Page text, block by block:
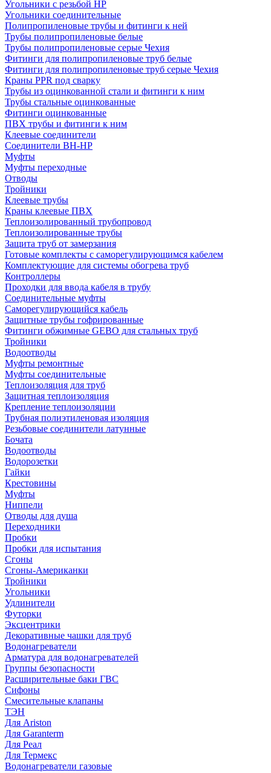
Угольники с резьбой НР
Угольники соединительные
Полипропиленовые трубы и фитинги к ней
Трубы полипропиленовые белые
Трубы полипропиленовые серые Чехия
Фитинги для полипропиленовые труб белые
Фитинги для полипропиленовые труб серые Чехия
Краны PPR под сварку
Трубы из оцинкованной стали и фитинги к ним
Трубы стальные оцинкованные
Фитинги оцинкованные
ПВХ трубы и фитинги к ним
Клеевые соединители
Соединители ВН-НР
Муфты
Муфты переходные
Отводы
Тройники
Клеевые трубы
Краны клеевые ПВХ
Теплоизолированный трубопровод
Теплоизолированные трубы
Защита труб от замерзания
Готовые комплекты с саморегулирующимся кабелем
Комплектующие для системы обогрева труб
Контроллеры
Проходки для ввода кабеля в трубу
Соединительные муфты
Саморегулирующийся кабель
Защитные трубы гофрированные
Фитинги обжимные GEBO для стальных труб
Тройники
Водоотводы
Муфты ремонтные
Муфты соединительные
Теплоизоляция для труб
Защитная теплоизоляция
Крепление теплоизоляции
Трубная полиэтиленовая изоляция
Резьбовые соединители латунные
Бочата
Водоотводы
Водорозетки
Гайки
Крестовины
Муфты
Ниппели
Отводы для душа
Переходники
Пробки
Пробки для испытания
Сгоны
Сгоны-Американки
Тройники
Угольники
Удлинители
Футорки
Эксцентрики
Декоративные чашки для труб
Водонагреватели
Арматура для водонагревателей
Группы безопасности
Расширительные баки ГВС
Сифоны
Смесительные клапаны
ТЭН
Для Ariston
Для Garanterm
Для Реал
Для Термекс
Водонагреватели газовые